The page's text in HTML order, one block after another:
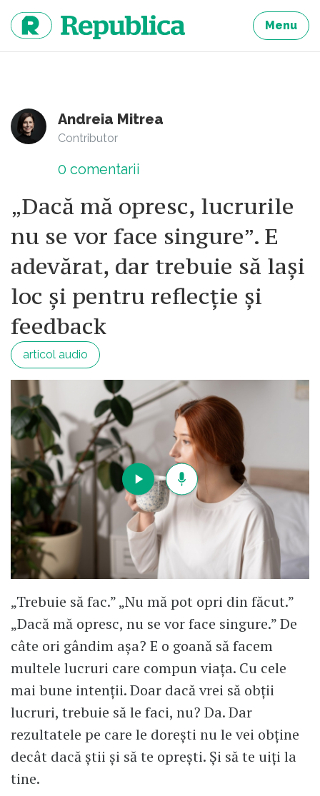
continut
Menu
Andreia Mitrea
Contributor
0 comentarii
„Dacă mă opresc, lucrurile
nu se vor face singure”. E
adevărat, dar trebuie să lași
loc și pentru reflecție și
feedback
articol audio
„Trebuie să fac.” „Nu mă pot opri din făcut.”
„Dacă mă opresc, nu se vor face singure.” De
câte ori gândim așa? E o goană să facem
multele lucruri care compun viața. Cu cele
mai bune intenții. Doar dacă vrei să obții
lucruri, trebuie să le faci, nu? Da. Dar
rezultatele pe care le dorești nu le vei obține
decât dacă știi și să te oprești. Și să te uiți la
tine.